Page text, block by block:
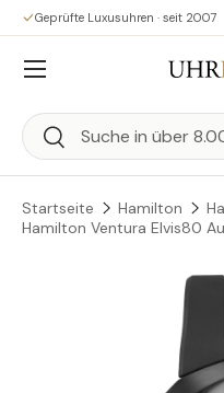
Direkt zum Inhalt
Geprüfte Luxusuhren · seit 2007
Suchen
Suchen
Menü
Startseite Hamilton
Hamilton Ventura Elvis80
Zu